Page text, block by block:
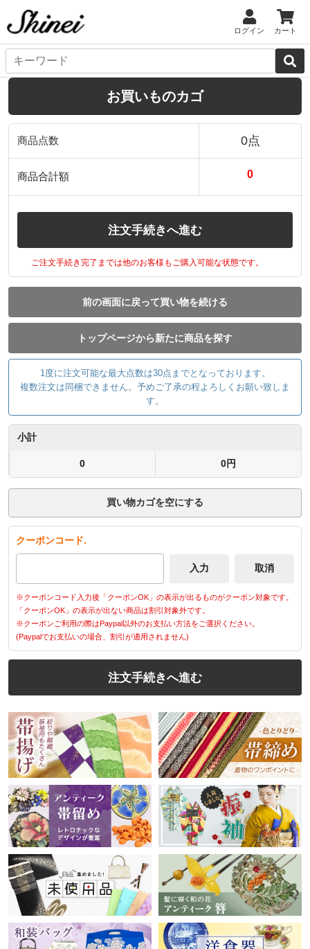
ログイン カート
お買いものカゴ
商品点数 0点
商品合計額 0
注文手続きへ進む
ご注文手続き完了までは他のお客様もご購入可能な状態です。
前の画面に戻って買い物を続ける
トップページから新たに商品を探す
1度に注文可能な最大点数は30点までとなっております。
複数注文は同梱できません。予めご了承の程よろしくお願い致しま
す。
小計
0 0円
買い物カゴを空にする
クーポンコード.
※クーポンコード入力後「クーポンOK」の表示が出るものがクーポン対象です。
「クーポンOK」の表示が出ない商品は割引対象外です。
※クーポンご利用の際はPaypal以外のお支払い方法をご選択ください。
(Paypalでお支払いの場合、割引が適用されません)
注文手続きへ進む